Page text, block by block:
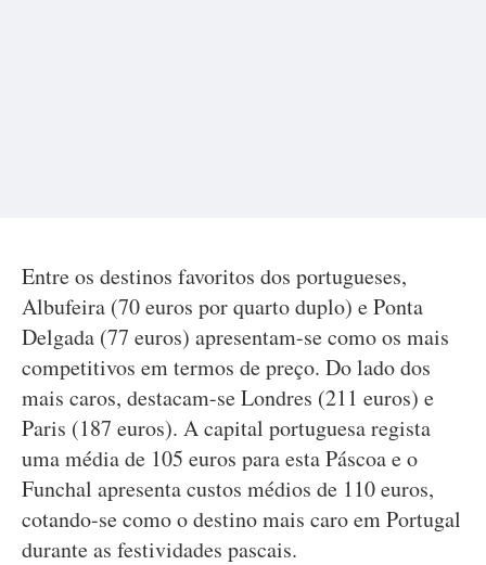
Entre os destinos favoritos dos portugueses,
Albufeira (70 euros por quarto duplo) e Ponta
Delgada (77 euros) apresentam-se como os mais
competitivos em termos de preço. Do lado dos
mais caros, destacam-se Londres (211 euros) e
Paris (187 euros). A capital portuguesa regista
uma média de 105 euros para esta Páscoa e o
Funchal apresenta custos médios de 110 euros,
cotando-se como o destino mais caro em Portugal
durante as festividades pascais.